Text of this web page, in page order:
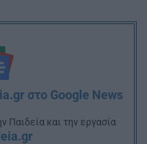
στο Google News
Παιδεία και την εργασία